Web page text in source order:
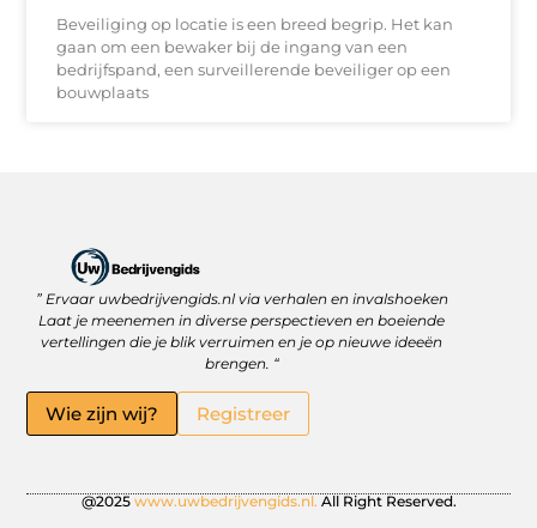
Beveiliging op locatie is een breed begrip. Het kan
gaan om een bewaker bij de ingang van een
bedrijfspand, een surveillerende beveiliger op een
bouwplaats
” Ervaar uwbedrijvengids.nl via verhalen en invalshoeken
Laat je meenemen in diverse perspectieven en boeiende
vertellingen die je blik verruimen en je op nieuwe ideeën
brengen. “
Wie zijn wij? Registreer
@2025 www.uwbedrijvengids.nl. All Right Reserved.